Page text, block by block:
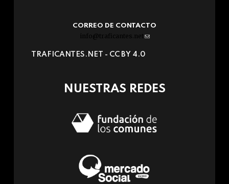
CORREO DE CONTACTO
info@traficantes.net (link
e-
TRAFICANTES.NET - CC BY 4.0
NUESTRAS REDES